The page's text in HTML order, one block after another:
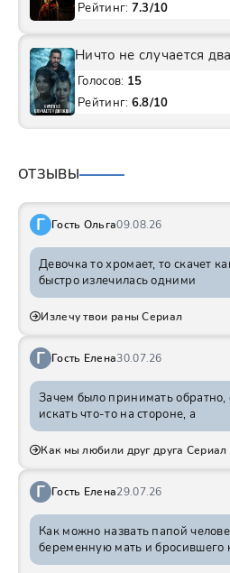
Рейтинг: 7.3/10
Ничто не случается
Голосов: 15
Рейтинг: 6.8/10
ОТЗЫВЫ
Г Гость Ольга09.08.26
Девочка то хромает, то скачет
быстро излечилась одними
Излечу твои раны Сериал
Г Гость Елена30.07.26
Зачем было принимать обратно,
искать что-то на стороне, а
Как мы любили друг друга Сериал
Г Гость Елена29.07.26
Как можно назвать папой
беременную мать и бросившего